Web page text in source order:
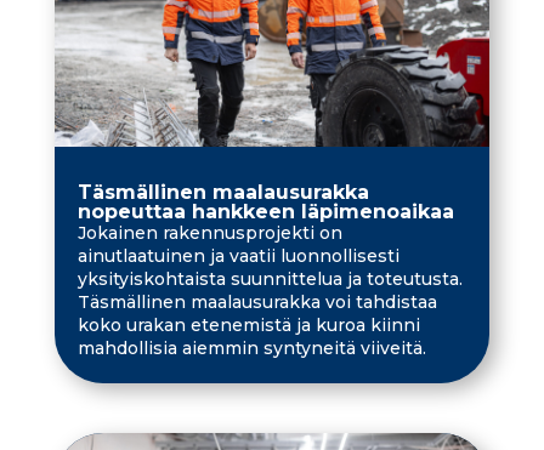
Täsmällinen maalausurakka
nopeuttaa hankkeen läpimenoaikaa
Jokainen rakennusprojekti on
ainutlaatuinen ja vaatii luonnollisesti
yksityiskohtaista suunnittelua ja toteutusta.
Täsmällinen maalausurakka voi tahdistaa
koko urakan etenemistä ja kuroa kiinni
mahdollisia aiemmin syntyneitä viiveitä.